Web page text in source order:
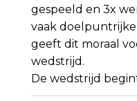
gespeeld en 3x
vaak
geeft dit moraal
wedstrijd.
De wedstrijd